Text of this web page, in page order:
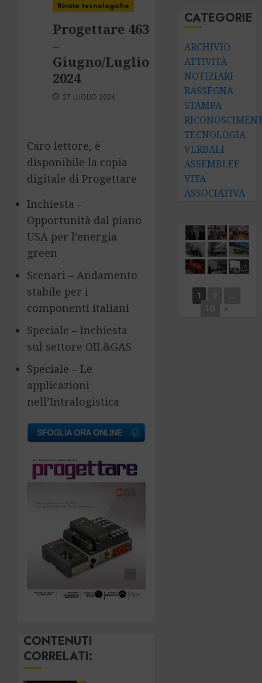
Riviste tecnologiche
Progettare 463
–
Giugno/Luglio
2024
27 LUGLIO 2024
Caro lettore, è
disponibile la copia
digitale di Progettare
Inchiesta –
Opportunità dal piano
USA per l’energia
green
Scenari – Andamento
stabile per i
componenti italiani
Speciale – Inchiesta
sul settore OIL&GAS
Speciale – Le
applicazioni
nell’Intralogistica
CONTENUTI
CORRELATI:
CATEGORIE
ARCHIVIO
ATTIVITÀ
NOTIZIARI
RASSEGNA
STAMPA
TECNOLOGIA
VERBALI
ASSEMBLEE
VITA
ASSOCIATIVA
1